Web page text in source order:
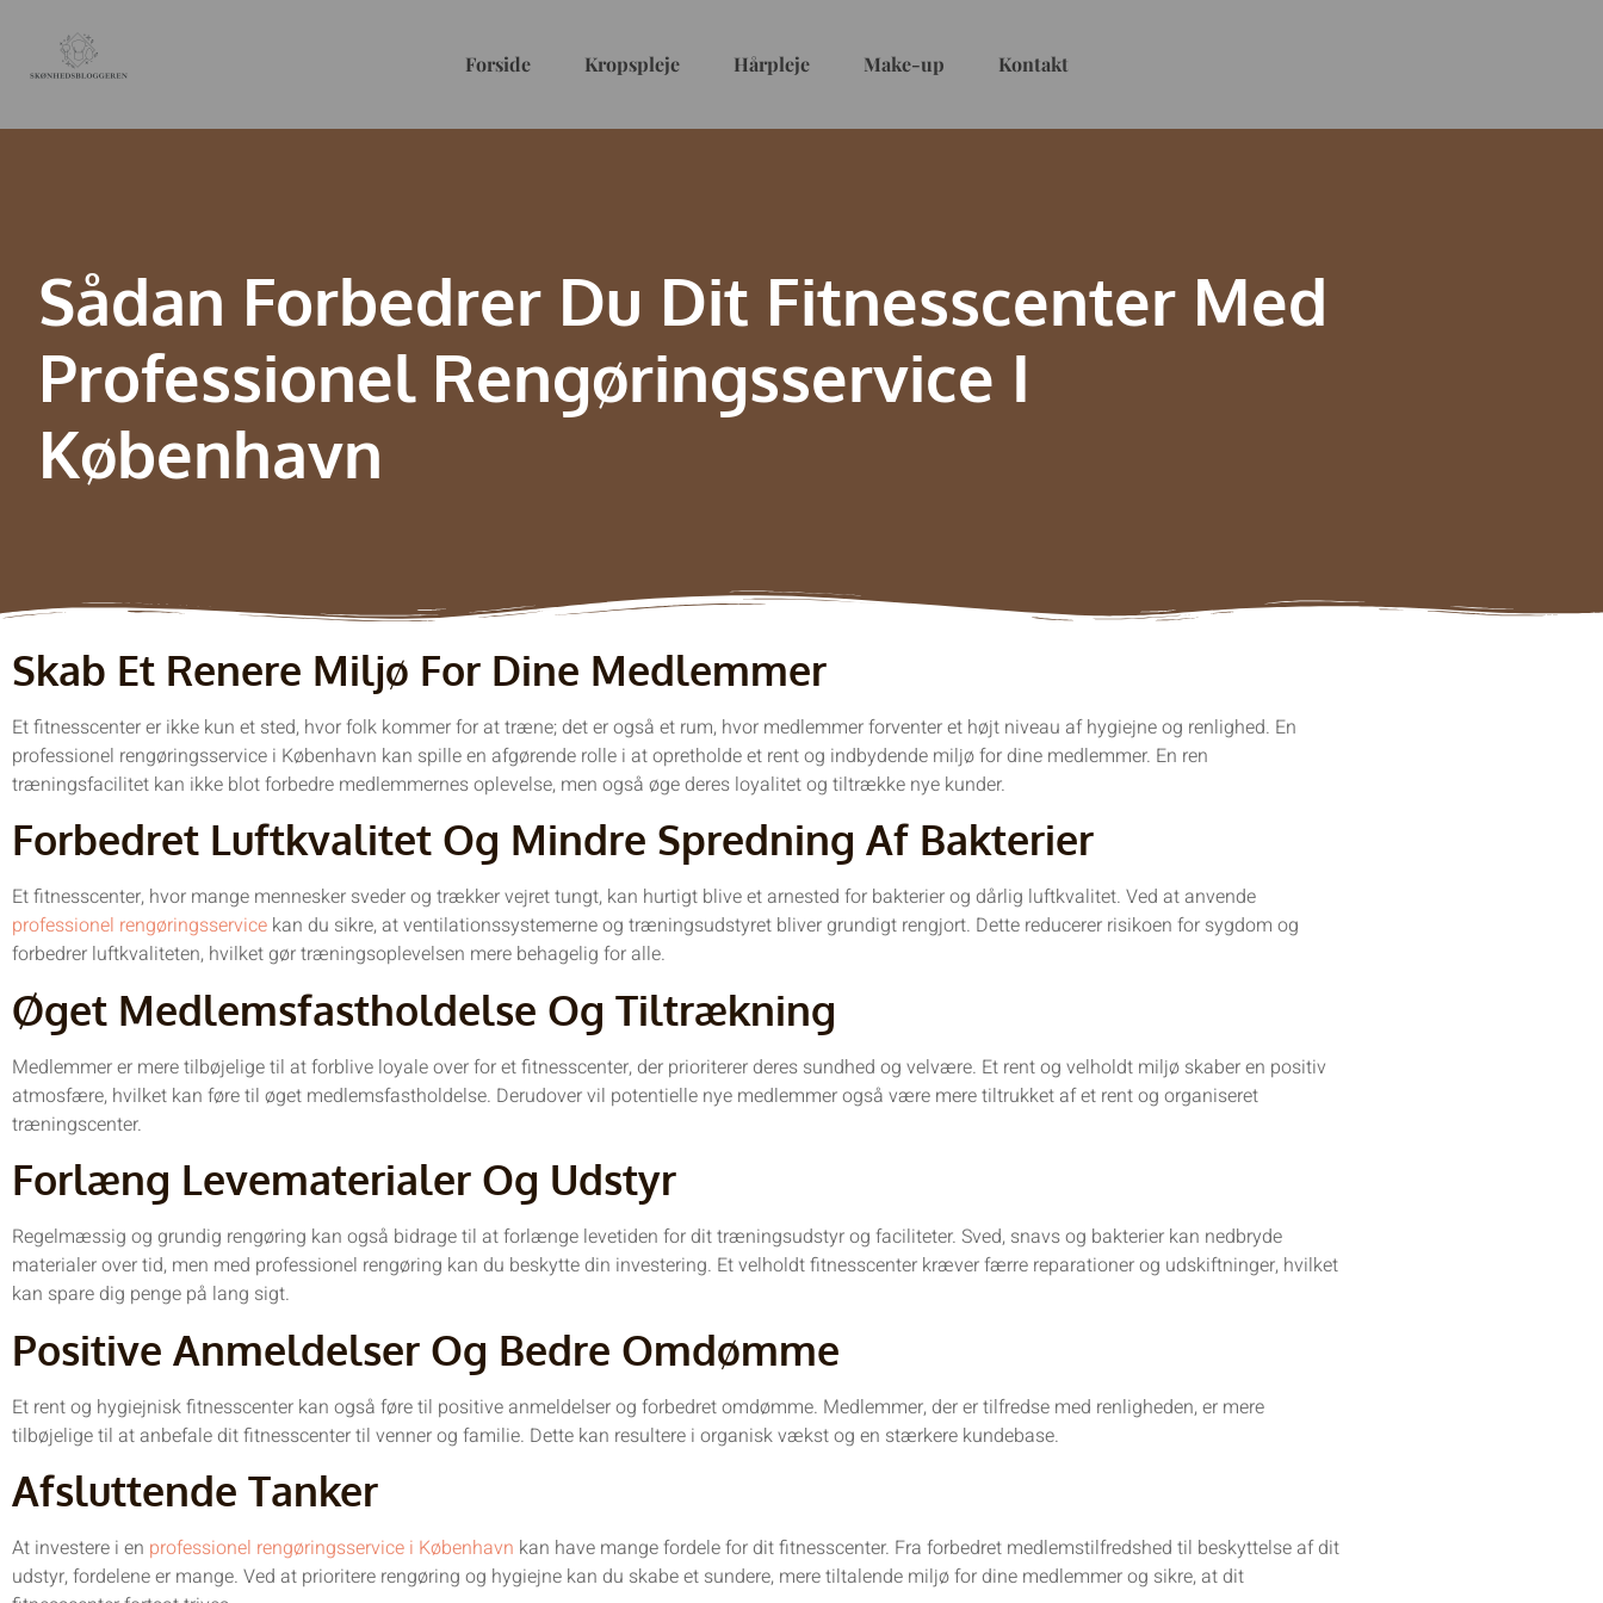
Forside Kropspleje Hårpleje Make-up Kontakt
Sådan Forbedrer Du Dit Fitnesscenter Med
Professionel Rengøringsservice I
København
Skab Et Renere Miljø For Dine Medlemmer
Et fitnesscenter er ikke kun et sted, hvor folk kommer for at træne; det er også et rum, hvor medlemmer forventer et højt niveau af hygiejne og renlighed. En
professionel rengøringsservice i København kan spille en afgørende rolle i at opretholde et rent og indbydende miljø for dine medlemmer. En ren
træningsfacilitet kan ikke blot forbedre medlemmernes oplevelse, men også øge deres loyalitet og tiltrække nye kunder.
Forbedret Luftkvalitet Og Mindre Spredning Af Bakterier
Et fitnesscenter, hvor mange mennesker sveder og trækker vejret tungt, kan hurtigt blive et arnested for bakterier og dårlig luftkvalitet. Ved at anvende
professionel rengøringsservice kan du sikre, at ventilationssystemerne og træningsudstyret bliver grundigt rengjort. Dette reducerer risikoen for sygdom og
forbedrer luftkvaliteten, hvilket gør træningsoplevelsen mere behagelig for alle.
Øget Medlemsfastholdelse Og Tiltrækning
Medlemmer er mere tilbøjelige til at forblive loyale over for et fitnesscenter, der prioriterer deres sundhed og velvære. Et rent og velholdt miljø skaber en positiv
atmosfære, hvilket kan føre til øget medlemsfastholdelse. Derudover vil potentielle nye medlemmer også være mere tiltrukket af et rent og organiseret
træningscenter.
Forlæng Levematerialer Og Udstyr
Regelmæssig og grundig rengøring kan også bidrage til at forlænge levetiden for dit træningsudstyr og faciliteter. Sved, snavs og bakterier kan nedbryde
materialer over tid, men med professionel rengøring kan du beskytte din investering. Et velholdt fitnesscenter kræver færre reparationer og udskiftninger, hvilket
kan spare dig penge på lang sigt.
Positive Anmeldelser Og Bedre Omdømme
Et rent og hygiejnisk fitnesscenter kan også føre til positive anmeldelser og forbedret omdømme. Medlemmer, der er tilfredse med renligheden, er mere
tilbøjelige til at anbefale dit fitnesscenter til venner og familie. Dette kan resultere i organisk vækst og en stærkere kundebase.
Afsluttende Tanker
At investere i en professionel rengøringsservice i København kan have mange fordele for dit fitnesscenter. Fra forbedret medlemstilfredshed til beskyttelse af dit
udstyr, fordelene er mange. Ved at prioritere rengøring og hygiejne kan du skabe et sundere, mere tiltalende miljø for dine medlemmer og sikre, at dit